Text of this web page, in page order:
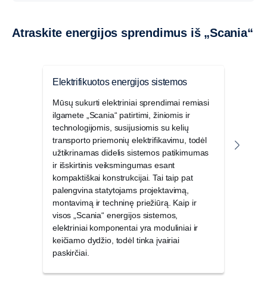
Atraskite energijos sprendimus iš „Scania“
Elektrifikuotos energijos sistemos
Mūsų sukurti elektriniai sprendimai remiasi
ilgamete „Scania“ patirtimi, žiniomis ir
technologijomis, susijusiomis su kelių
transporto priemonių elektrifikavimu, todėl
užtikrinamas didelis sistemos patikimumas
ir išskirtinis veiksmingumas esant
kompaktiškai konstrukcijai. Tai taip pat
palengvina statytojams projektavimą,
montavimą ir techninę priežiūrą. Kaip ir
visos „Scania“ energijos sistemos,
elektriniai komponentai yra moduliniai ir
keičiamo dydžio, todėl tinka įvairiai
paskirčiai.